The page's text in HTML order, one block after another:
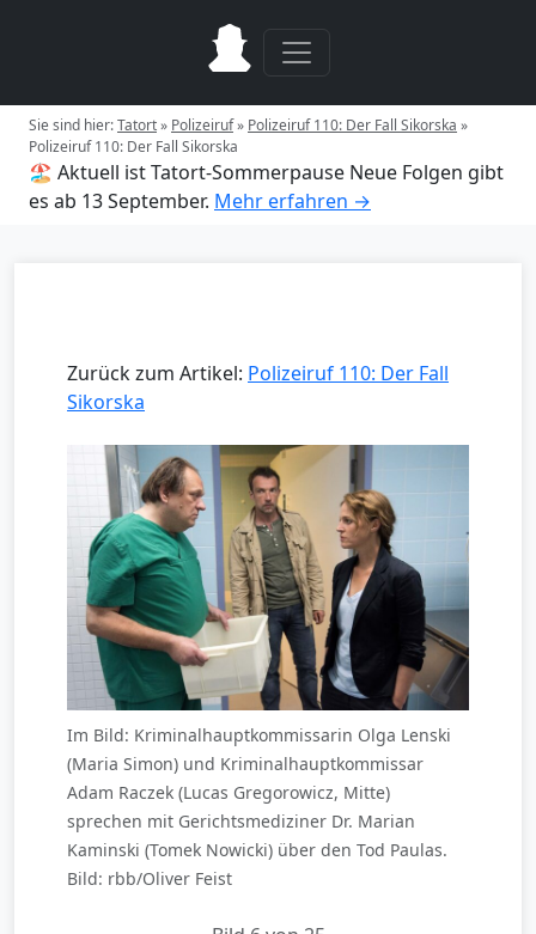
Sie sind hier:Tatort» Polizeiruf» Polizeiruf 110: Der Fall Sikorska »
Polizeiruf 110: Der Fall Sikorska
🏖️ Aktuell ist Tatort-Sommerpause Neue Folgen gibt
es ab 13 September. Mehr erfahren →
Zurück zum Artikel: Polizeiruf 110: Der Fall
Sikorska
Im Bild: Kriminalhauptkommissarin Olga Lenski
(Maria Simon) und Kriminalhauptkommissar
Adam Raczek (Lucas Gregorowicz, Mitte)
sprechen mit Gerichtsmediziner Dr. Marian
Kaminski (Tomek Nowicki) über den Tod Paulas.
Bild: rbb/Oliver Feist